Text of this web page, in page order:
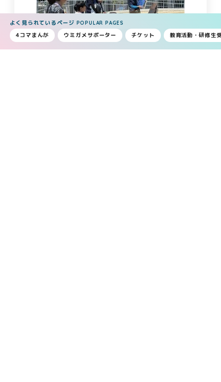
よく見られているページ POPULAR PAGES
4コマまんが ウミガメサポーター チケット 教育活動・研修生